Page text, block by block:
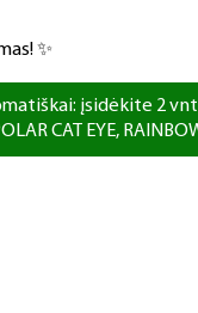
✨
įsidėkite 2
CAT EYE,